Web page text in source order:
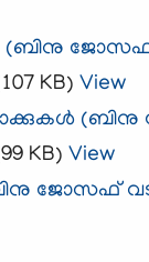
(ബിനു
KB) View
KB) View
ജോസഫ്‌